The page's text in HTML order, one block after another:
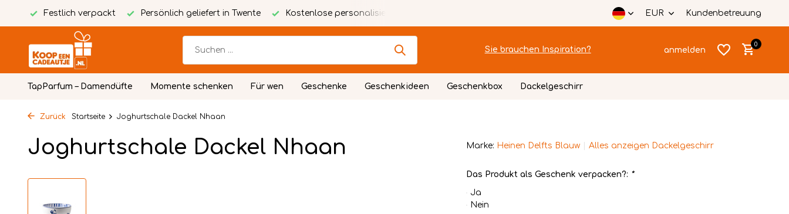
Festlich verpackt Persönlich geliefert in Twente Kostenlose personalisierte Karte EUR Kundenbetreuung
Sie brauchen Inspiration? anmelden
0
TapParfum – Damendüfte Momente schenken Für wen Geschenke Geschenkideen Geschenkbox Dackelgeschirr
Zurück Startseite Joghurtschale Dackel Nhaan
Joghurtschale Dackel Nhaan Marke: Heinen Delfts Blauw Alles anzeigen Dackelgeschirr
Das Produkt als Geschenk verpacken?: *
Ja
Nein